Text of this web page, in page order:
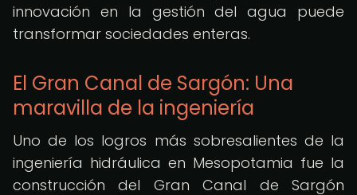
innovación en la gestión del agua puede
transformar sociedades enteras.
El Gran Canal de Sargón: Una
maravilla de la ingeniería
Uno de los logros más sobresalientes de la
ingeniería hidráulica en Mesopotamia fue la
construcción del Gran Canal de Sargón